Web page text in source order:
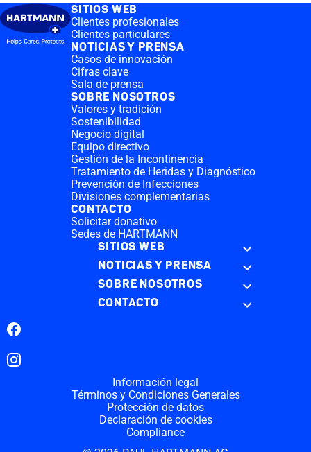
SITIOS WEB
Clientes profesionales
Clientes particulares
NOTICIAS Y PRENSA
Casos de innovación
Cifras clave
Sala de prensa
SOBRE NOSOTROS
Valores y tradición
Sostenibilidad
Negocio digital
Equipo directivo
Gestión de la Incontinencia
Tratamiento de Heridas y Diagnóstico
Prevención de Infecciones
Divisiones complementarias
CONTACTO
Solicitar donativo
Sedes de HARTMANN
SITIOS WEB
NOTICIAS Y PRENSA
SOBRE NOSOTROS
CONTACTO
Información legal
Términos y Condiciones Generales
Protección de datos
Declaración de cookies
Compliance